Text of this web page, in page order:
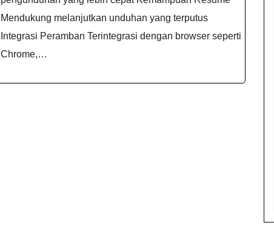
Mendukung melanjutkan unduhan yang terputus
Integrasi Peramban Terintegrasi dengan browser seperti
Chrome,…